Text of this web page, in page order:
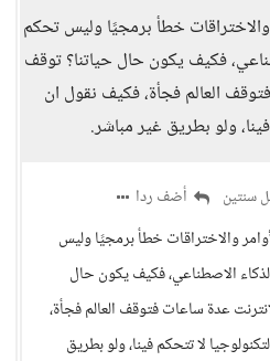
والاختراقات خطأ برمجيًا وليس تحكم
فكيف يكون حال حياتنا؟ توقف
العالم فجأة، فكيف نقول ان
ولو بطريق غير مباشر.
سنتين
أضف ردا
والاختراقات خطأ برمجيًا وليس
الاصطناعي، فكيف يكون حال
عدة ساعات فتوقف العالم فجأة،
لا تتحكم فينا، ولو بطريق